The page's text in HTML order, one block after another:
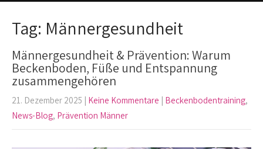
Tag: Männergesundheit
Männergesundheit & Prävention: Warum
Beckenboden, Füße und Entspannung
zusammengehören
21. Dezember 2025 | Keine Kommentare | Beckenbodentraining,
News-Blog, Prävention Männer